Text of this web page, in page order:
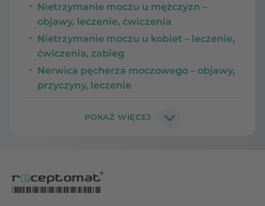
Nietrzymanie moczu u mężczyzn –
objawy, leczenie, ćwiczenia
Nietrzymanie moczu u kobiet – leczenie,
ćwiczenia, zabieg
Nerwica pęcherza moczowego – objawy,
przyczyny, leczenie